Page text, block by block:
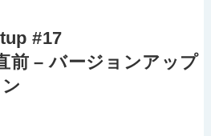
#17
前 – バージョンアップ